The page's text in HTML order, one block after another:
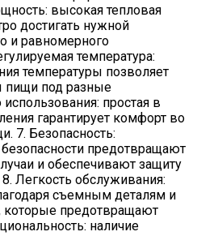
высокая тепловая
достигать нужной
и равномерного
температура:
температуры позволяет
пищи под разные
простая в
гарантирует комфорт во
7. Безопасность:
предотвращают
и обеспечивают защиту
Легкость обслуживания:
съемным деталям и
предотвращают
наличие